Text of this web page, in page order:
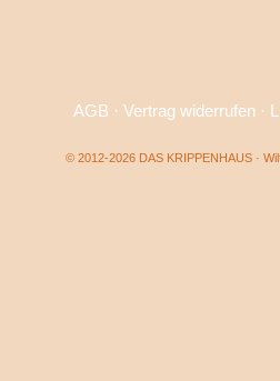
AGB · Vertrag widerrufen·
© 2012-2026 DAS KRIPPENHAUS ·